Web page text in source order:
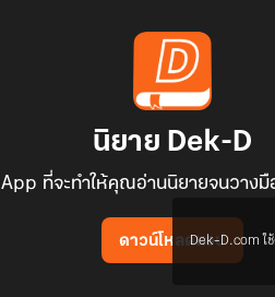
นิยาย Dek-D
App ที่จะทำให้คุณอ่านนิยายจนวางมื
ดาวน์โหลดแอปDek-D.com ใ